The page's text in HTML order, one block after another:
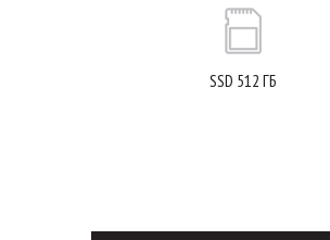
SSD 512 ГБ